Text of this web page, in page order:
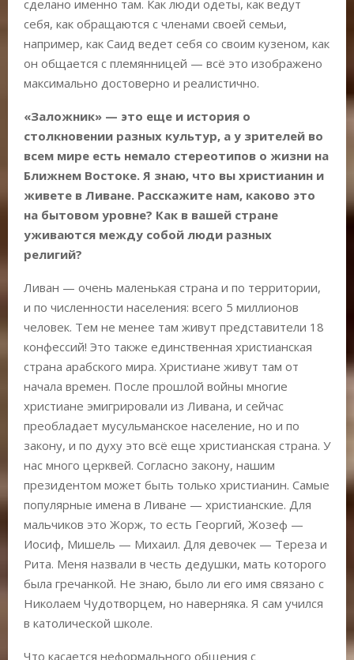
сделано именно там. Как люди одеты, как ведут
себя, как обращаются с членами своей семьи,
например, как Саид ведет себя со своим кузеном, как
он общается с племянницей — всё это изображено
максимально достоверно и реалистично.
«Заложник» — это еще и история о
столкновении разных культур, а у зрителей во
всем мире есть немало стереотипов о жизни на
Ближнем Востоке. Я знаю, что вы христианин и
живете в Ливане. Расскажите нам, каково это
на бытовом уровне? Как в вашей стране
уживаются между собой люди разных
религий?
Ливан — очень маленькая страна и по территории,
и по численности населения: всего 5 миллионов
человек. Тем не менее там живут представители 18
конфессий! Это также единственная христианская
страна арабского мира. Христиане живут там от
начала времен. После прошлой войны многие
христиане эмигрировали из Ливана, и сейчас
преобладает мусульманское население, но и по
закону, и по духу это всё еще христианская страна. У
нас много церквей. Согласно закону, нашим
президентом может быть только христианин. Самые
популярные имена в Ливане — христианские. Для
мальчиков это Жорж, то есть Георгий, Жозеф —
Иосиф, Мишель — Михаил. Для девочек — Тереза и
Рита. Меня назвали в честь дедушки, мать которого
была гречанкой. Не знаю, было ли его имя связано с
Николаем Чудотворцем, но наверняка. Я сам учился
в католической школе.
Что касается неформального общения с